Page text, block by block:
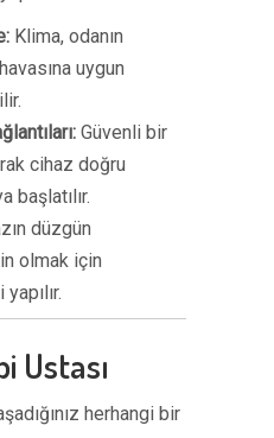
Klima, odanın
uygun
Güvenli bir
cihaz doğru
başlatılır.
düzgün
olmak için
Ustası
herhangi bir